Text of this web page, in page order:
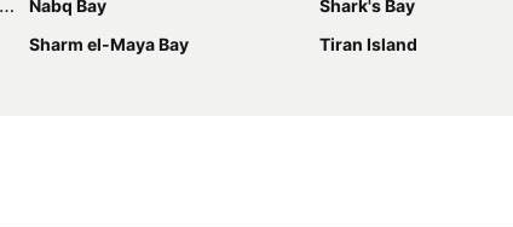
Nabq Bay
Shark's Bay
Sharm el-Maya Bay
Tiran Island